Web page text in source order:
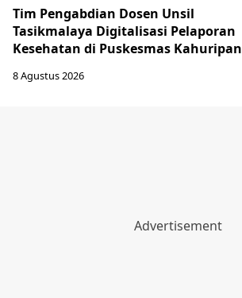
Tim Pengabdian Dosen Unsil
Tasikmalaya Digitalisasi Pelaporan
Kesehatan di Puskesmas Kahuripan
8 Agustus 2026